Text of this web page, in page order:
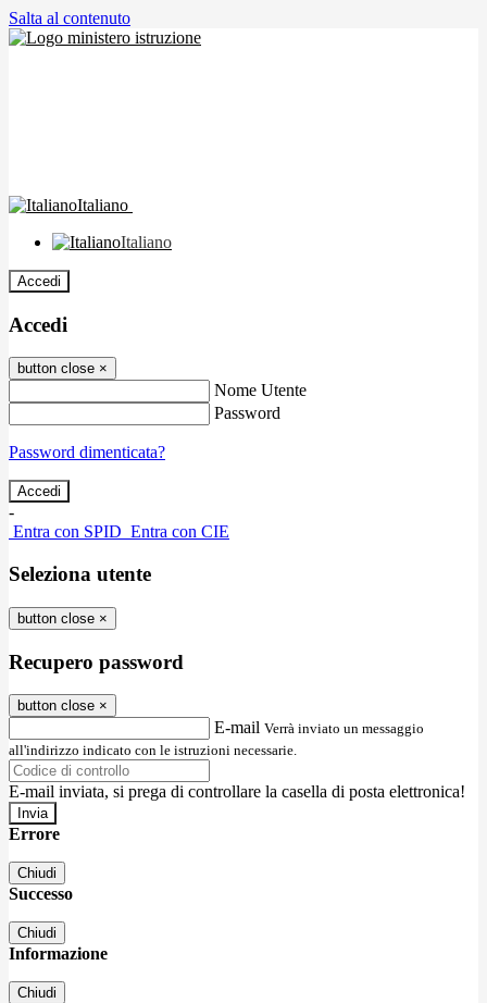
Salta al contenuto
Italiano
Italiano
Accedi
Accedi
button close ×
Nome Utente
Password
Password dimenticata?
-
Entra con SPID Entra con CIE
Seleziona utente
button close ×
Recupero password
button close ×
E-mail Verrà inviato un messaggio
all'indirizzo indicato con le istruzioni necessarie.
E-mail inviata, si prega di controllare la casella di posta elettronica!
Errore
Chiudi
Successo
Chiudi
Informazione
Chiudi